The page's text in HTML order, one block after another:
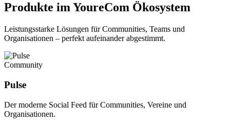
Produkte im YoureCom Ökosystem
Leistungsstarke Lösungen für Communities, Teams und
Organisationen – perfekt aufeinander abgestimmt.
Community
Pulse
Der moderne Social Feed für Communities, Vereine und
Organisationen.